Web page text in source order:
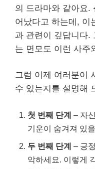
의 드라마와 같아요.
어났다고 하는데, 이
과 관련이 깊답니다.
는 면모도 이런 사주
그럼 이제 여러분이
수 있는지를 설명해
첫 번째 단계 – 자
기운이 숨겨져 있
두 번째 단계 – 긍
악하세요. 이렇게